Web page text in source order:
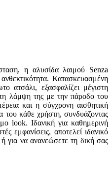
η αλυσίδα λαιμού Senza
Κατασκευασμένη
ατσάλι, εξασφαλίζει μέγιστη
λάμψη της με την πάροδο του
και η σύγχρονη αισθητική
του κάθε χρήστη, συνδυάζοντας
look. Ιδανική για καθημερινή
εμφανίσεις, αποτελεί ιδανικό
για να ανανεώσετε τη δική σας